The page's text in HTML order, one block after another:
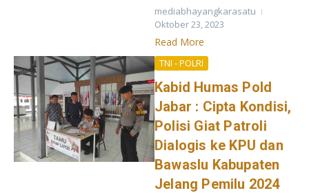
mediabhayangkarasatu
Oktober 23, 2023
Read More
TNI - POLRI
Kabid Humas Pold
Jabar : Cipta Kondisi,
Polisi Giat Patroli
Dialogis ke KPU dan
Bawaslu Kabupaten
Jelang Pemilu 2024